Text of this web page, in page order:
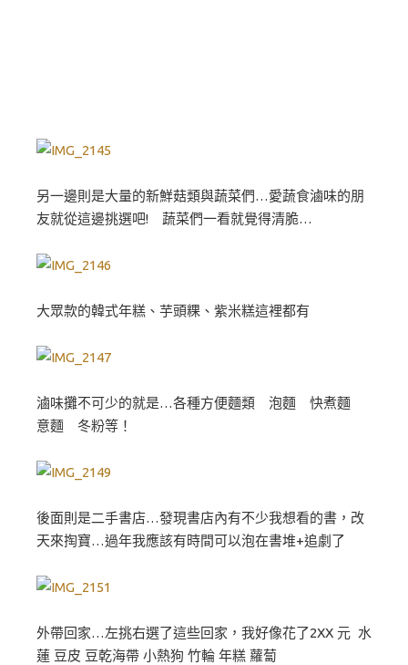
另一邊則是大量的新鮮菇類與蔬菜們…愛蔬食滷味的朋
友就從這邊挑選吧! 蔬菜們一看就覺得清脆…
大眾款的韓式年糕、芋頭粿、紫米糕這裡都有
滷味攤不可少的就是…各種方便麵類 泡麵 快煮麵
意麵 冬粉等！
後面則是二手書店…發現書店內有不少我想看的書，改
天來掏寶…過年我應該有時間可以泡在書堆+追劇了
外帶回家…左挑右選了這些回家，我好像花了2XX 元 水
蓮 豆皮 豆乾海帶 小熱狗 竹輪 年糕 蘿蔔